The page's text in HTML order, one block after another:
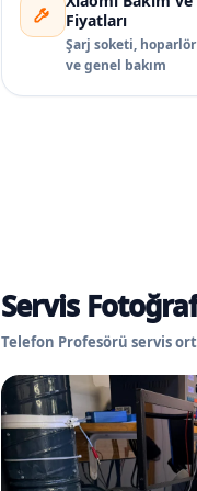
Fiyatları
Şarj soketi,
ve genel bakım
Servis
Telefon Profesörü servis